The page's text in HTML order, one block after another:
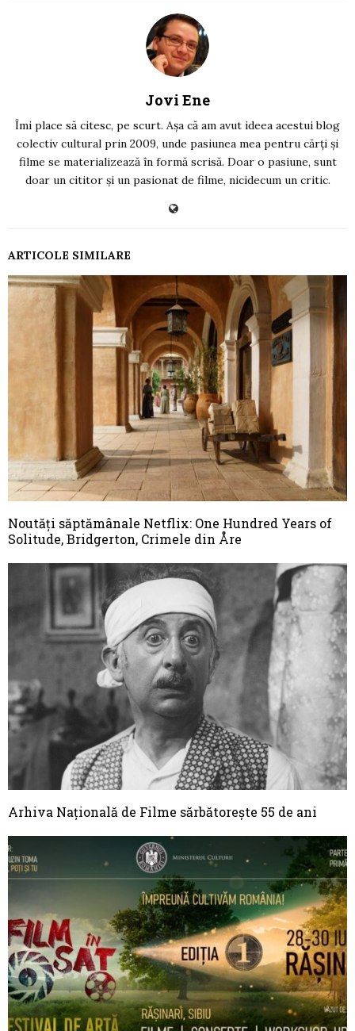
Jovi Ene
Îmi place să citesc, pe scurt. Așa că am avut ideea acestui blog
colectiv cultural prin 2009, unde pasiunea mea pentru cărți și
filme se materializează în formă scrisă. Doar o pasiune, sunt
doar un cititor și un pasionat de filme, nicidecum un critic.
ARTICOLE SIMILARE
Noutăți săptămânale Netflix: One Hundred Years of
Solitude, Bridgerton, Crimele din Åre
Arhiva Naţională de Filme sărbătoreşte 55 de ani